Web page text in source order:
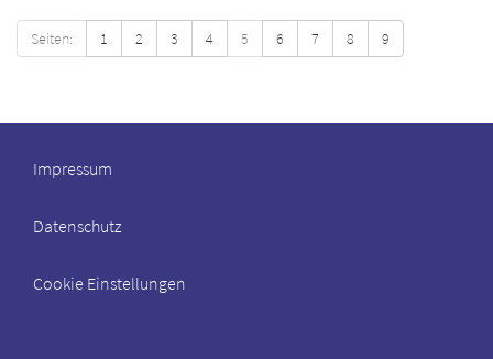
Seiten: 1 2 3 4 5 6 7 8 9
Impressum
Datenschutz
Cookie Einstellungen